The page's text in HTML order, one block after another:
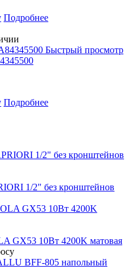
Подробнее
Быстрый просмотр
Подробнее
1/2" без кронштейнов
GX53 10Вт 4200K матовая